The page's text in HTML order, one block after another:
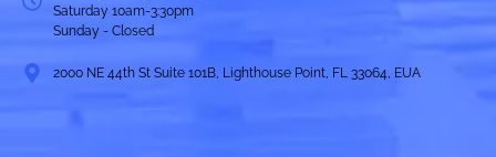
Saturday 10am-3:30pm
Sunday - Closed
2000 NE 44th St Suite 101B, Lighthouse Point, FL 33064, EUA